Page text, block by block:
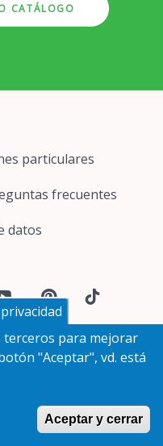
CATÁLOGO
particulares
frecuentes
datos
terceros para mejorar
"Aceptar", vd. está
Aceptar y cerrar